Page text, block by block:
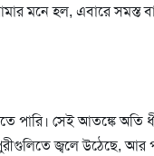
মনে হল, এবারে সমস্ত
পারি। সেই আতঙ্কে অতি
জ্বলে উঠেছে, আর